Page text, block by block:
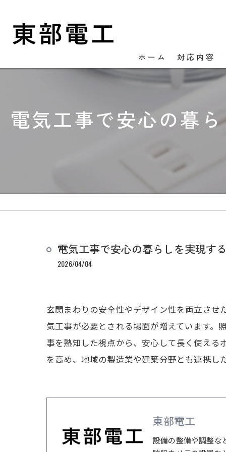
ホーム 対応内容
電気工事で安心の暮
電気工事で安心の暮らしを実現す
2026/04/04
玄関まわりの安全性やデザイン性を両立さ
気工事が必要とされる場面が増えています。
事を熟知した視点から、安心して長く使え
を高め、地域の製造業や建築分野とも連携し
東部電工
設備の整備や調整な